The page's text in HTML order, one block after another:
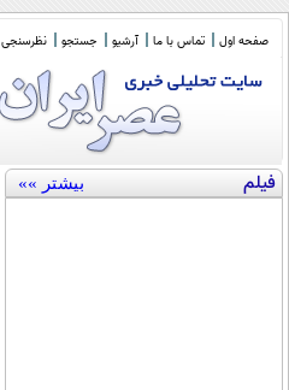
صفحه اول تماس با ما آرشیو جستجو نظرسنجی
فیلم بیشتر »»